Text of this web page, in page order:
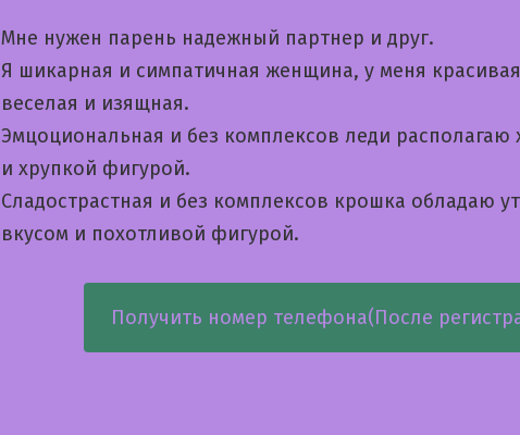
Мне нужен парень надежный партнер и друг.
Я шикарная и симпатичная женщина, у меня
веселая и изящная.
Эмцоциональная и без комплексов леди
и хрупкой фигурой.
Cладострастная и без комплексов крошка обладаю
вкусом и похотливой фигурой.
Получить номер телефона(После